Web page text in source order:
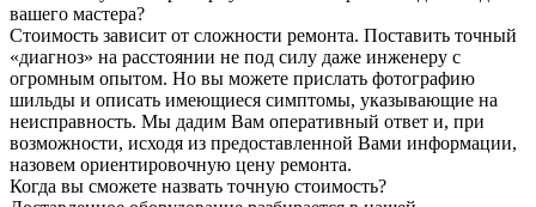
вашего мастера?
Стоимость зависит от сложности ремонта. Поставить точный
«диагноз» на расстоянии не под силу даже инженеру с
огромным опытом. Но вы можете прислать фотографию
шильды и описать имеющиеся симптомы, указывающие на
неисправность. Мы дадим Вам оперативный ответ и, при
возможности, исходя из предоставленной Вами информации,
назовем ориентировочную цену ремонта.
Когда вы сможете назвать точную стоимость?